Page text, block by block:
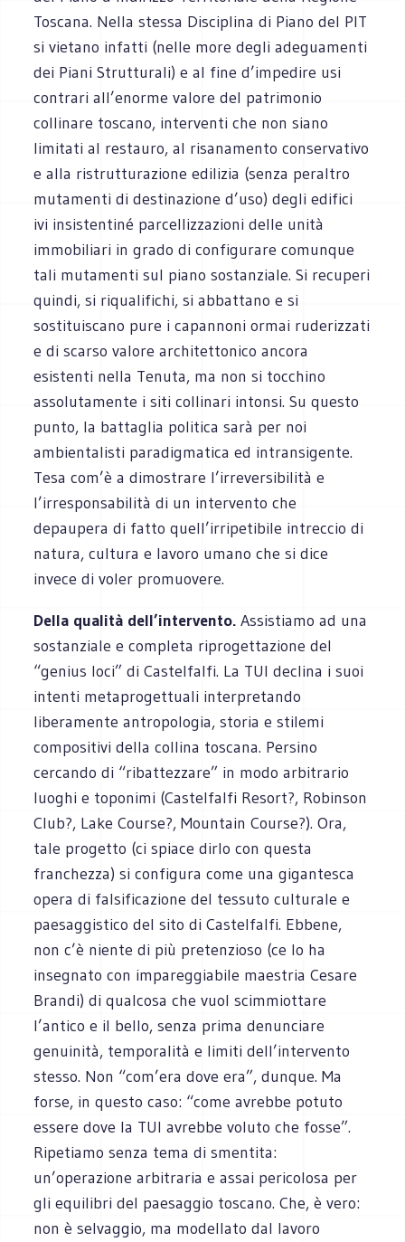
Toscana. Nella stessa Disciplina di Piano del PIT
si vietano infatti (nelle more degli adeguamenti
dei Piani Strutturali) e al fine d’impedire usi
contrari all’enorme valore del patrimonio
collinare toscano, interventi che non siano
limitati al restauro, al risanamento conservativo
e alla ristrutturazione edilizia (senza peraltro
mutamenti di destinazione d’uso) degli edifici
ivi insistentiné parcellizzazioni delle unità
immobiliari in grado di configurare comunque
tali mutamenti sul piano sostanziale. Si recuperi
quindi, si riqualifichi, si abbattano e si
sostituiscano pure i capannoni ormai ruderizzati
e di scarso valore architettonico ancora
esistenti nella Tenuta, ma non si tocchino
assolutamente i siti collinari intonsi. Su questo
punto, la battaglia politica sarà per noi
ambientalisti paradigmatica ed intransigente.
Tesa com’è a dimostrare l’irreversibilità e
l’irresponsabilità di un intervento che
depaupera di fatto quell’irripetibile intreccio di
natura, cultura e lavoro umano che si dice
invece di voler promuovere.
Della qualità dell’intervento.Assistiamo ad una
sostanziale e completa riprogettazione del
“genius loci” di Castelfalfi. La TUI declina i suoi
intenti metaprogettuali interpretando
liberamente antropologia, storia e stilemi
compositivi della collina toscana. Persino
cercando di “ribattezzare” in modo arbitrario
luoghi e toponimi (Castelfalfi Resort?, Robinson
Club?, Lake Course?, Mountain Course?). Ora,
tale progetto (ci spiace dirlo con questa
franchezza) si configura come una gigantesca
opera di falsificazione del tessuto culturale e
paesaggistico del sito di Castelfalfi. Ebbene,
non c’è niente di più pretenzioso (ce lo ha
insegnato con impareggiabile maestria Cesare
Brandi) di qualcosa che vuol scimmiottare
l’antico e il bello, senza prima denunciare
genuinità, temporalità e limiti dell’intervento
stesso. Non “com’era dove era”, dunque. Ma
forse, in questo caso: “come avrebbe potuto
essere dove la TUI avrebbe voluto che fosse”.
Ripetiamo senza tema di smentita:
un’operazione arbitraria e assai pericolosa per
gli equilibri del paesaggio toscano. Che, è vero:
non è selvaggio, ma modellato dal lavoro